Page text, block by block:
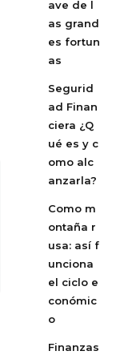
ave de l
as grand
es fortun
as
Segurid
ad Finan
ciera ¿Q
ué es y c
omo alc
anzarla?
Como m
ontaña r
usa: así f
unciona
el ciclo e
conómic
o
Finanzas